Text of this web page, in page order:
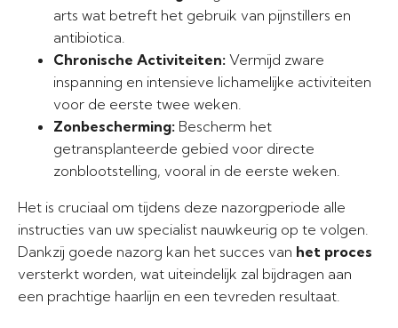
arts wat betreft het gebruik van pijnstillers en
antibiotica.
Chronische Activiteiten: Vermijd zware
inspanning en intensieve lichamelijke activiteiten
voor de eerste twee weken.
Zonbescherming: Bescherm het
getransplanteerde gebied voor directe
zonblootstelling, vooral in de eerste weken.
Het is cruciaal om tijdens deze nazorgperiode alle
instructies van uw specialist nauwkeurig op te volgen.
Dankzij goede nazorg kan het succes van het proces
versterkt worden, wat uiteindelijk zal bijdragen aan
een prachtige haarlijn en een tevreden resultaat.